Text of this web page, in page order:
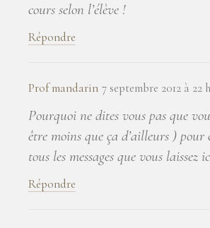
cours selon l’élève !
Répondre
Prof mandarin 7 septembre 2012 à 22
Pourquoi ne dites vous pas que
être moins que ça d’ailleurs ) pour
tous les messages que vous laissez
Répondre